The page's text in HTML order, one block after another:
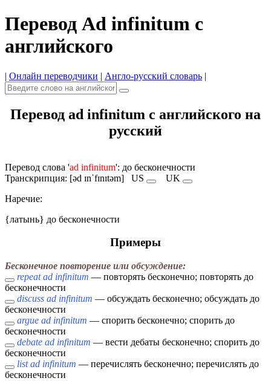
Перевод Ad infinitum с
английского
| Онлайн переводчики | Англо-русский словарь |
Перевод ad infinitum с английского на
русский
Перевод слова 'ad infinitum': до бесконечности
Транскрипция: [əd ɪnˈfɪnɪtəm] US
UK
Наречие:
{латынь} до бесконечности
Примеры
Бесконечное повторение или обсуждение:
repeat ad infinitum — повторять бесконечно; повторять до
бесконечности
discuss ad infinitum — обсуждать бесконечно; обсуждать до
бесконечности
argue ad infinitum — спорить бесконечно; спорить до
бесконечности
debate ad infinitum — вести дебаты бесконечно; спорить до
бесконечности
list ad infinitum — перечислять бесконечно; перечислять до
бесконечности